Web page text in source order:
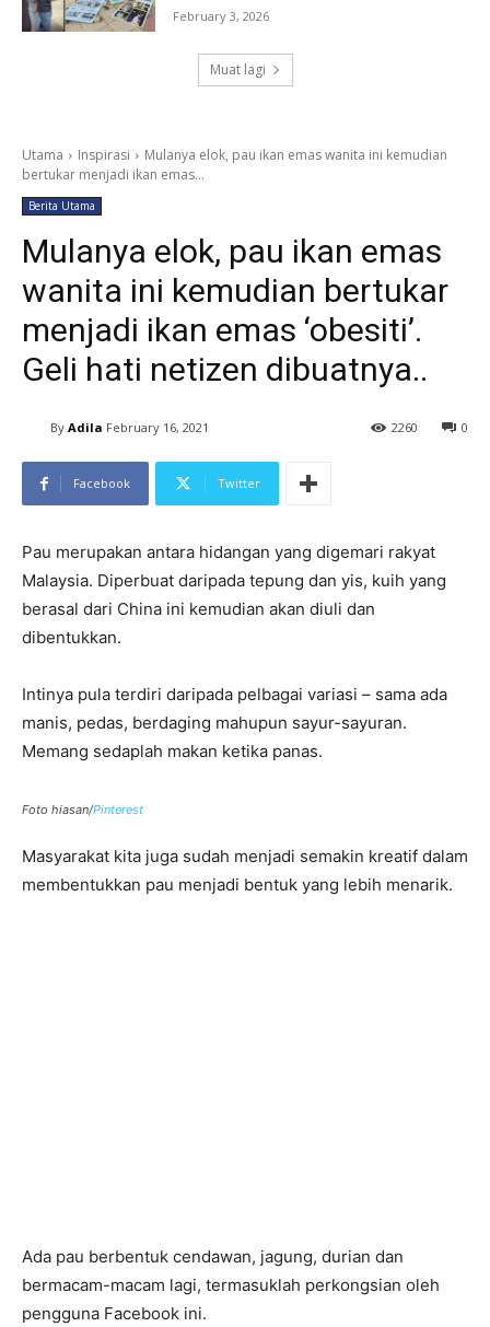
February 3, 2026
Muat lagi